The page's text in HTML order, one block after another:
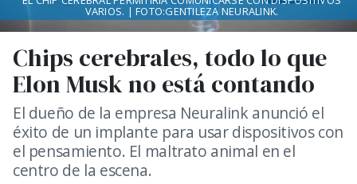
Chips cerebrales, todo lo que
Elon Musk no está contando
El dueño de la empresa Neuralink anunció el
éxito de un implante para usar dispositivos con
el pensamiento. El maltrato animal en el
centro de la escena.
VARIOS. | FOTO:GENTILEZA NEURALINK.